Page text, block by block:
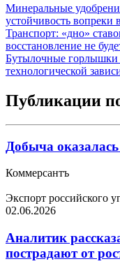
Минеральные
устойчивость
Транспорт: «дно»
восстановление не
Бутылочные горлышки
технологической
Публикации
Добыча оказалась
Коммерсантъ
Экспорт российского
02.06.2026
Аналитик
пострадают от